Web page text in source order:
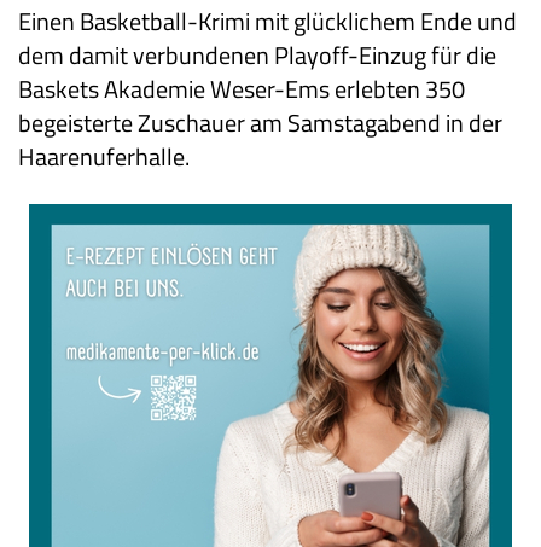
Einen Basketball-Krimi mit glücklichem Ende und
dem damit verbundenen Playoff-Einzug für die
Baskets Akademie Weser-Ems erlebten 350
begeisterte Zuschauer am Samstagabend in der
Haarenuferhalle.